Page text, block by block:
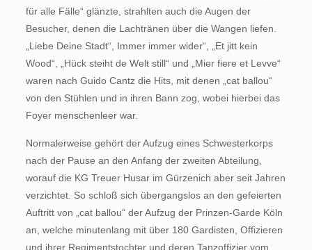
für alle Fälle“ glänzte, strahlten auch die Augen der
Besucher, denen die Lachtränen über die Wangen liefen.
„Liebe Deine Stadt“, Immer immer wider“, „Et jitt kein
Wood“, „Hück steiht de Welt still“ und „Mier fiere et Levve“
waren nach Guido Cantz die Hits, mit denen „cat ballou“
von den Stühlen und in ihren Bann zog, wobei hierbei das
Foyer menschenleer war.
Normalerweise gehört der Aufzug eines Schwesterkorps
nach der Pause an den Anfang der zweiten Abteilung,
worauf die KG Treuer Husar im Gürzenich aber seit Jahren
verzichtet. So schloß sich übergangslos an den gefeierten
Auftritt von „cat ballou“ der Aufzug der Prinzen-Garde Köln
an, welche minutenlang mit über 180 Gardisten, Offizieren
und ihrer Regimentstochter und deren Tanzoffizier vom